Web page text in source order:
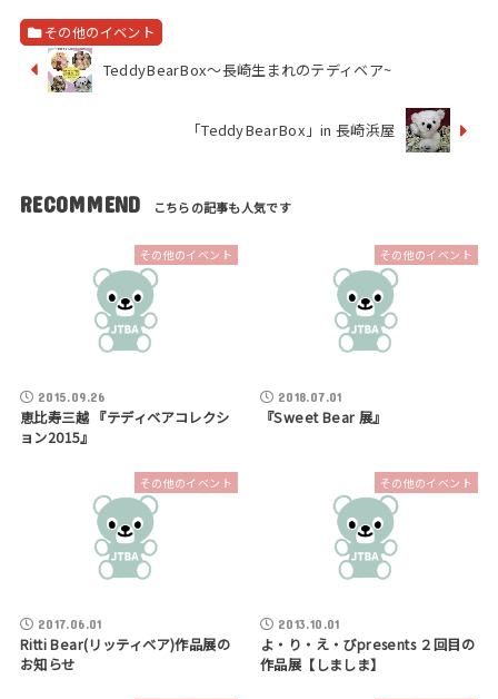
その他のイベント
TeddyBearBox～長崎生まれのテディベア~
「TeddyBearBox」in 長崎浜屋
RECOMMEND
その他のイベント
2015.09.26
恵比寿三越 『テディベアコレクシ
ョン2015』
その他のイベント
2018.07.01
『Sweet Bear 展』
その他のイベント
2017.06.01
Ritti Bear(リッティベア)作品展の
お知らせ
その他のイベント
2013.10.01
よ・り・え・びpresents ２回目の
作品展【しましま】